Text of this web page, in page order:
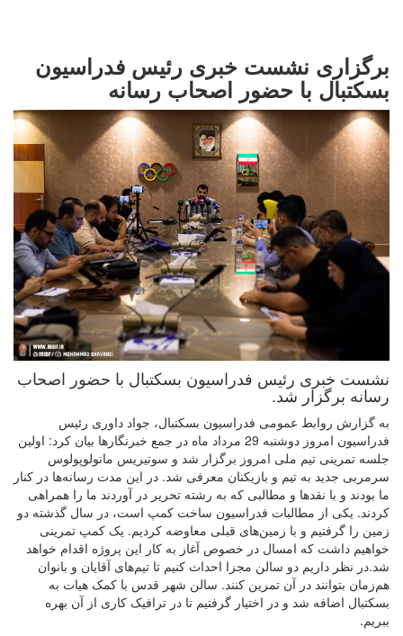
برگزاری نشست خبری رئیس فدراسیون
بسکتبال با حضور اصحاب رسانه
نشست خبری رئیس فدراسیون بسکتبال با حضور اصحاب
رسانه برگزار شد.
به گزارش روابط عمومی فدراسیون بسکتبال، جواد داوری رئیس
فدراسیون امروز دوشنبه 29 مرداد ماه در جمع خبرنگارها بیان کرد: اولین
جلسه تمرینی تیم ملی امروز برگزار شد و سوتیریس مانولوپولوس
سرمربی جدید به تیم و بازیکنان معرفی شد. در این مدت رسانه‌ها در کنار
ما بودند و با نقدها و مطالبی که به رشته تحریر در آوردند ما را همراهی
کردند. یکی از مطالبات فدراسیون ساخت کمپ است، در سال گذشته دو
زمین را گرفتیم و با زمین‌های قبلی معاوضه کردیم. یک کمپ تمرینی
خواهیم داشت که امسال در خصوص آغاز به کار این پروژه اقدام خواهد
شد.در نظر داریم دو سالن مجزا احداث کنیم تا تیم‌های آقایان و بانوان
هم‌زمان بتوانند در آن تمرین کنند. سالن شهر قدس با کمک هیات به
بسکتبال اضافه شد و در اختیار گرفتیم تا در ترافیک کاری از آن بهره
ببریم.